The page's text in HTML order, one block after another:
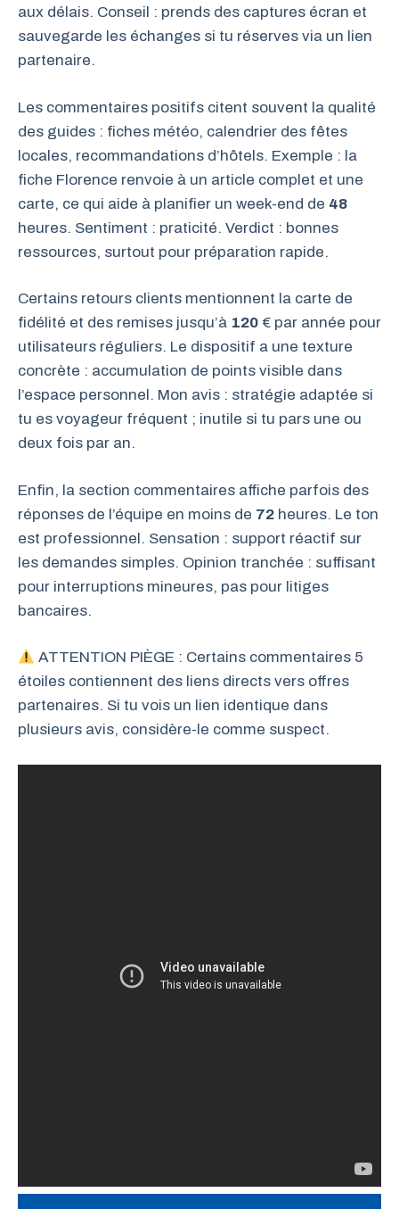
aux délais. Conseil : prends des captures écran et
sauvegarde les échanges si tu réserves via un lien
partenaire.
Les commentaires positifs citent souvent la qualité
des guides : fiches météo, calendrier des fêtes
locales, recommandations d’hôtels. Exemple : la
fiche Florence renvoie à un article complet et une
carte, ce qui aide à planifier un week-end de 48
heures. Sentiment : praticité. Verdict : bonnes
ressources, surtout pour préparation rapide.
Certains retours clients mentionnent la carte de
fidélité et des remises jusqu’à 120 € par année pour
utilisateurs réguliers. Le dispositif a une texture
concrète : accumulation de points visible dans
l’espace personnel. Mon avis : stratégie adaptée si
tu es voyageur fréquent ; inutile si tu pars une ou
deux fois par an.
Enfin, la section commentaires affiche parfois des
réponses de l’équipe en moins de 72 heures. Le ton
est professionnel. Sensation : support réactif sur
les demandes simples. Opinion tranchée : suffisant
pour interruptions mineures, pas pour litiges
bancaires.
ATTENTION PIÈGE : Certains commentaires 5
étoiles contiennent des liens directs vers offres
partenaires. Si tu vois un lien identique dans
plusieurs avis, considère-le comme suspect.